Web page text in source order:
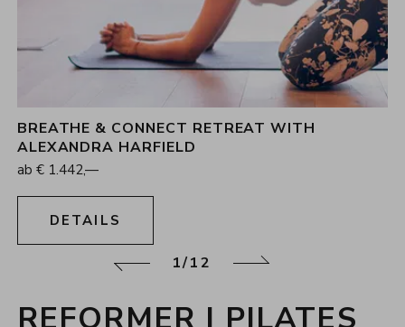
4Nächte
BREATHE & CONNECT RETREAT WITH
ALEXANDRA HARFIELD
ab € 1.442,—
DETAILS
zurück 1/12